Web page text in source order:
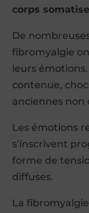
corps somatise
De
fibromyalgie
leurs
contenue,
anciennes non
Les émotions
s’inscrivent
forme de
diffuses.
La